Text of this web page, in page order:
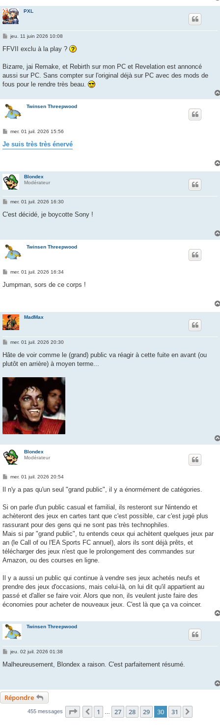
PXL
M
s
g
jeu. 11 juin 2026 10:08
FFVII exclu à la play ?
Bizarre, jai Remake, et Rebirth sur mon PC et Revelation est annoncé
aussi sur PC. Sans compter sur l'original déjà sur PC avec des mods de
fous pour le rendre très beau.
Twinsen Threepwood
M
s
s
mer. 01 juil. 2026 15:56
Je suis très très énervé
Blondex
Modérateur
M
s
mer. 01 juil. 2026 16:30
C'est décidé, je boycotte Sony !
Twinsen Threepwood
M
s
mer. 01 juil. 2026 16:34
Jumpman, sors de ce corps !
MadMax
M
s
a
e
mer. 01 juil. 2026 20:30
Hâte de voir comme le (grand) public va réagir à cette fuite en avant (ou
plutôt en arrière) à moyen terme...
Blondex
Modérateur
M
s
g
mer. 01 juil. 2026 20:54
Il n'y a pas qu'un seul "grand public", il y a énormément de catégories.
Si on parle d'un public casual et familial, ils resteront sur Nintendo et
achèteront des jeux en cartes tant que c'est possible, car c'est jugé plus
rassurant pour des gens qui ne sont pas très technophiles.
Mais si par "grand public", tu entends ceux qui achètent quelques jeux par
an (le Call of ou l'EA Sports FC annuel), alors ils sont déjà prêts, et
télécharger des jeux n'est que le prolongement des commandes sur
Amazon, ou des courses en ligne.
Il y a aussi un public qui continue à vendre ses jeux achetés neufs et
prendre des jeux d'occasions, mais celui-là, on lui dit qu'il appartient au
passé et d'aller se faire voir. Alors que non, ils veulent juste faire des
économies pour acheter de nouveaux jeux. C'est là que ça va coincer.
Twinsen Threepwood
M
s
jeu. 02 juil. 2026 01:38
Malheureusement, Blondex a raison. C'est parfaitement résumé.
Répondre
455 messages Page 30 sur 31
Précédente
1 27 28 29 30 31